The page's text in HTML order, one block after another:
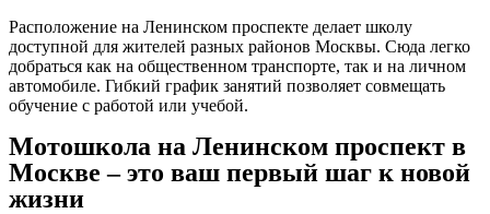
Расположение на Ленинском проспекте делает школу
доступной для жителей разных районов Москвы. Сюда легко
добраться как на общественном транспорте, так и на личном
автомобиле. Гибкий график занятий позволяет совмещать
обучение с работой или учебой.
Мотошкола на Ленинском проспект в
Москве – это ваш первый шаг к новой
жизни